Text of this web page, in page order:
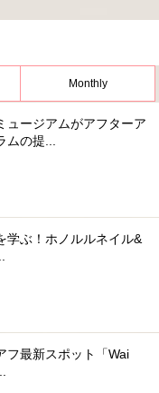
Monthly
ュージアムがアフターア
ムの提...
学ぶ！ホノルルネイル&
フ最新スポット「Wai